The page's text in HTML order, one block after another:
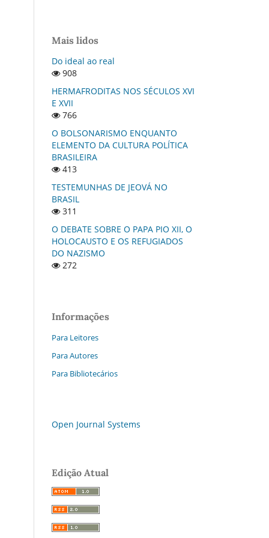
Mais lidos
Do ideal ao real
908
HERMAFRODITAS NOS SÉCULOS XVI
E XVII
766
O BOLSONARISMO ENQUANTO
ELEMENTO DA CULTURA POLÍTICA
BRASILEIRA
413
TESTEMUNHAS DE JEOVÁ NO
BRASIL
311
O DEBATE SOBRE O PAPA PIO XII, O
HOLOCAUSTO E OS REFUGIADOS
DO NAZISMO
272
Informações
Para Leitores
Para Autores
Para Bibliotecários
Open Journal Systems
Edição Atual